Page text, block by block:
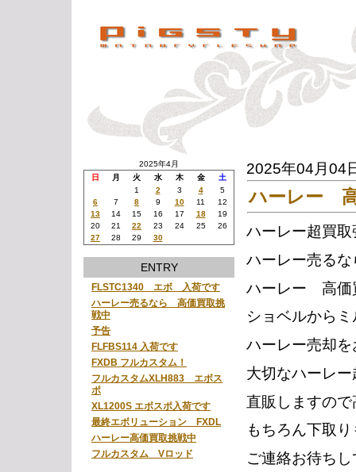
2025年4月
日
月 火 水 木 金
土
1
2 3 4
5
6
7 8 9 10 11
12
13
14 15 16 17 18
19
20
21 22 23 24 25
26
27
28 29 30
ENTRY
FLSTC1340 エボ 入荷です
ハーレー売るなら 高価買取挑
戦中
予告
FLFBS114 入荷です
FXDB フルカスタム！
フルカスタムXLH883 エボス
ポ
XL1200S エボスポ入荷です
最終エボリューション FXDL
ハーレー高価買取挑戦中
フルカスタム Vロッド
2025年04月04
ハーレー
ハーレー超買
ハーレー売るな
ハーレー 高価
ショベルから
ハーレー売却
大切なハーレ
直販しますの
もちろん下取
ご連絡お待ち